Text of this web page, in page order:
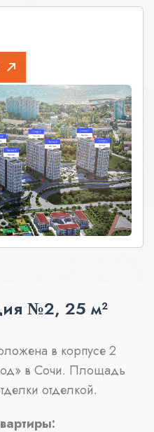
№2, 25 м²
в корпусе 2
в Сочи. Площадь
отделкой.